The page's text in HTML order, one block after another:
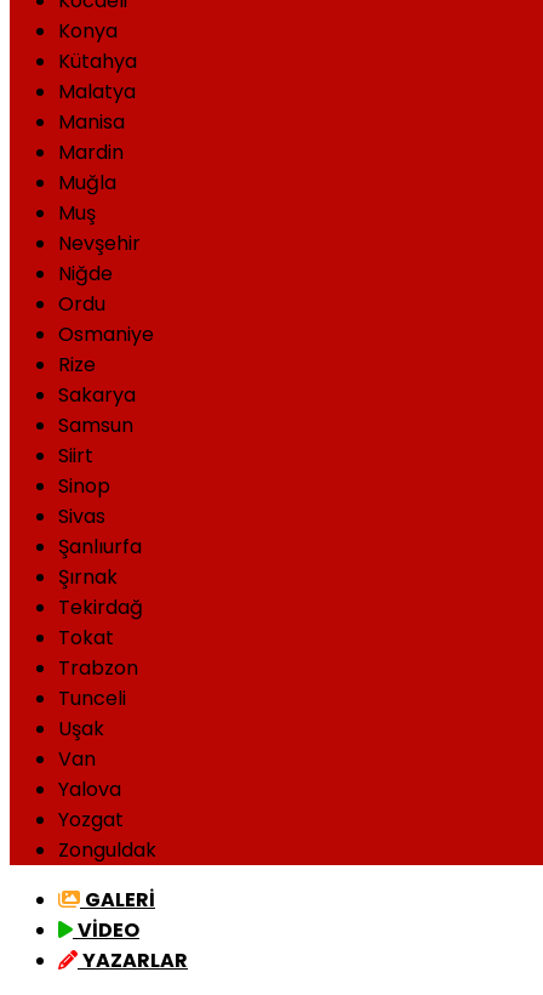
Konya
Kütahya
Malatya
Manisa
Mardin
Muğla
Muş
Nevşehir
Niğde
Ordu
Osmaniye
Rize
Sakarya
Samsun
Siirt
Sinop
Sivas
Şanlıurfa
Şırnak
Tekirdağ
Tokat
Trabzon
Tunceli
Uşak
Van
Yalova
Yozgat
Zonguldak
GALERİ
VİDEO
YAZARLAR